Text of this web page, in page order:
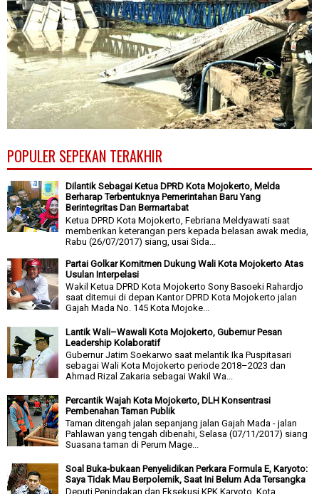
POPULER SEPEKAN TERAKHIR
Dilantik Sebagai Ketua DPRD Kota Mojokerto, Melda
Berharap Terbentuknya Pemerintahan Baru Yang
Berintegritas Dan Bermartabat
Ketua DPRD Kota Mojokerto, Febriana Meldyawati saat
memberikan keterangan pers kepada belasan awak media,
Rabu (26/07/2017) siang, usai Sida...
Partai Golkar Komitmen Dukung Wali Kota Mojokerto Atas
Usulan Interpelasi
Wakil Ketua DPRD Kota Mojokerto Sony Basoeki Rahardjo
saat ditemui di depan Kantor DPRD Kota Mojokerto jalan
Gajah Mada No. 145 Kota Mojoke...
Lantik Wali–Wawali Kota Mojokerto, Gubernur Pesan
Leadership Kolaboratif
Gubernur Jatim Soekarwo saat melantik Ika Puspitasari
sebagai Wali Kota Mojokerto periode 2018–2023 dan
Ahmad Rizal Zakaria sebagai Wakil Wa...
Percantik Wajah Kota Mojokerto, DLH Konsentrasi
Pembenahan Taman Publik
Taman ditengah jalan sepanjang jalan Gajah Mada - jalan
Pahlawan yang tengah dibenahi, Selasa (07/11/2017) siang
Suasana taman di Perum Mage...
Soal Buka-bukaan Penyelidikan Perkara Formula E, Karyoto:
Saya Tidak Mau Berpolemik, Saat Ini Belum Ada Tersangka
Deputi Penindakan dan Eksekusi KPK Karyoto. Kota